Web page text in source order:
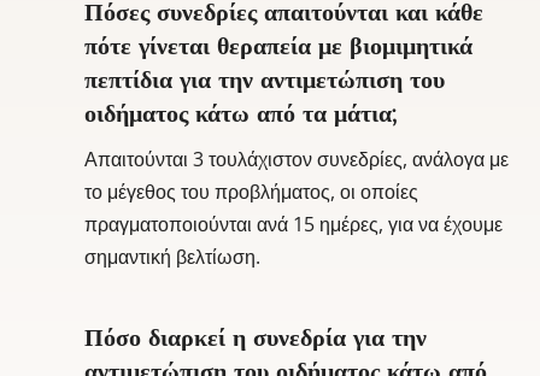
Πόσες συνεδρίες απαιτούνται και κάθε
πότε γίνεται θεραπεία με βιομιμητικά
πεπτίδια για την αντιμετώπιση του
οιδήματος κάτω από τα μάτια;
Απαιτούνται 3 τουλάχιστον συνεδρίες, ανάλογα με
το μέγεθος του προβλήματος, οι οποίες
πραγματοποιούνται ανά 15 ημέρες, για να έχουμε
σημαντική βελτίωση.
Πόσο διαρκεί η συνεδρία για την